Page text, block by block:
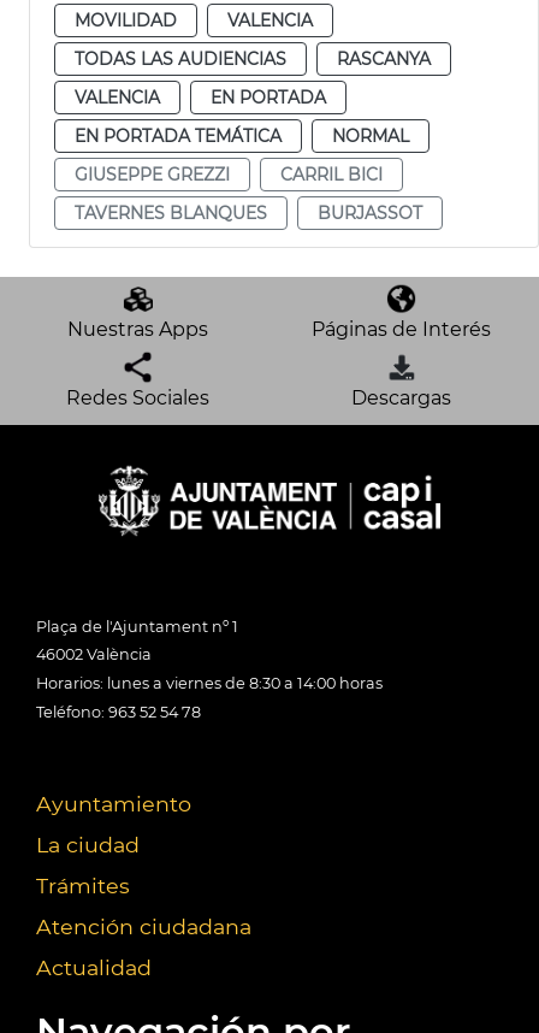
MOVILIDAD
VALENCIA
TODAS LAS AUDIENCIAS
RASCANYA
VALENCIA
EN PORTADA
EN PORTADA TEMÁTICA
NORMAL
GIUSEPPE GREZZI
CARRIL BICI
TAVERNES BLANQUES
BURJASSOT
Nuestras Apps Páginas de Interés
Redes Sociales Descargas
Plaça de l'Ajuntament nº 1
46002 València
Horarios: lunes a viernes de 8:30 a 14:00 horas
Teléfono: 963 52 54 78
Ayuntamiento
La ciudad
Trámites
Atención ciudadana
Actualidad